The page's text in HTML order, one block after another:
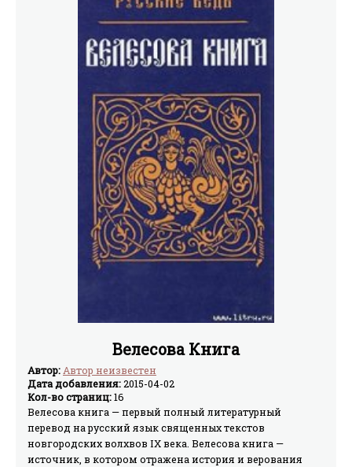
Велесова Книга
Автор: Автор неизвестен
Дата добавления:2015-04-02
Кол-во страниц:16
Велесова книга — первый полный литературный
перевод на русский язык священных текстов
новгородских волхвов IX века. Велесова книга —
источник, в котором отражена история и верования